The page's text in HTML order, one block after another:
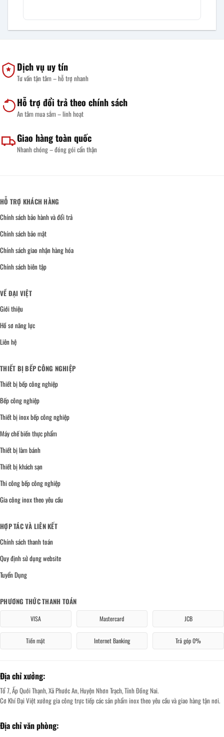
Dịch vụ uy tín
Tư vấn tận tâm – hỗ trợ nhanh
Hỗ trợ đổi trả theo chính sách
An tâm mua sắm – linh hoạt
Giao hàng toàn quốc
Nhanh chóng – đóng gói cẩn thận
HỖ TRỢ KHÁCH HÀNG
Chính sách bảo hành và đổi trả
Chính sách bảo mật
Chính sách giao nhận hàng hóa
Chính sách biên tập
VỀ ĐẠI VIỆT
Giới thiệu
Hồ sơ năng lực
Liên hệ
THIẾT BỊ BẾP CÔNG NGHIỆP
Thiết bị bếp công nghiệp
Bếp công nghiệp
Thiết bị inox bếp công nghiệp
Máy chế biến thực phẩm
Thiết bị làm bánh
Thiết bị khách sạn
Thi công bếp công nghiệp
Gia công inox theo yêu cầu
HỢP TÁC VÀ LIÊN KẾT
Chính sách thanh toán
Quy định sử dụng website
Tuyển Dụng
PHƯƠNG THỨC THANH TOÁN
VISA Mastercard JCB
Tiền mặt Internet Banking Trả góp 0%
Địa chỉ xưởng:
Tổ 7, Ấp Quới Thạnh, Xã Phước An, Huyện Nhơn Trạch, Tỉnh Đồng Nai.
Cơ Khí Đại Việt xưởng gia công trực tiếp các sản phẩm inox theo yêu cầu và giao hàng tận nơi.
Địa chỉ văn phòng: